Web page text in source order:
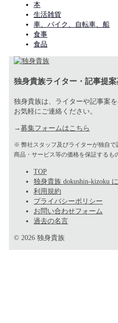
本
生活雑貨
車、バイク、自転車、船
食事
食品
独身貴族ライター・記事提
独身貴族は、ライターや記事案を
お気軽にご連絡ください。
→ 募集フォームはこちら
※ 弊社スタッフ及びライターが独自で
商品・サービス等の価格を保証するも
TOP
独身貴族 dokushin-kizoku
利用規約
プライバシーポリシー
お問い合わせフォーム
過去の名言
© 2026 独身貴族